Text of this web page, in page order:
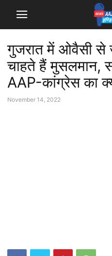
गुजरात में ओवैसी से
चाहते हैं मुसलमान,
AAP-कांग्रेस का
November 14, 2022